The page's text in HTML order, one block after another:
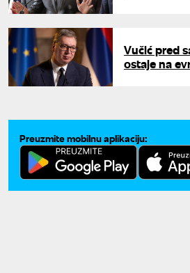
Vučić pred
ostaje na
Preuzmite mobilnu aplikaciju: